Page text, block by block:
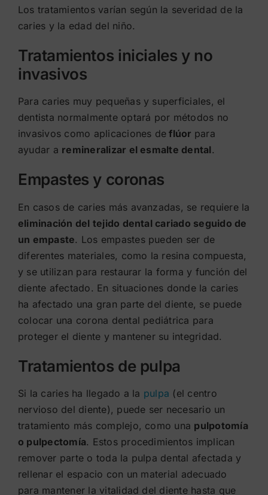
Los tratamientos varían según la severidad de la
caries y la edad del niño.
Tratamientos iniciales y no
invasivos
Para caries muy pequeñas y superficiales, el
dentista normalmente optará por métodos no
invasivos como aplicaciones de flúor para
ayudar a remineralizar el esmalte dental.
Empastes y coronas
En casos de caries más avanzadas, se requiere la
eliminación del tejido dental cariado seguido de
un empaste. Los empastes pueden ser de
diferentes materiales, como la resina compuesta,
y se utilizan para restaurar la forma y función del
diente afectado. En situaciones donde la caries
ha afectado una gran parte del diente, se puede
colocar una corona dental pediátrica para
proteger el diente y mantener su integridad.
Tratamientos de pulpa
Si la caries ha llegado a la pulpa (el centro
nervioso del diente), puede ser necesario un
tratamiento más complejo, como una pulpotomía
o pulpectomía. Estos procedimientos implican
remover parte o toda la pulpa dental afectada y
rellenar el espacio con un material adecuado
para mantener la vitalidad del diente hasta que